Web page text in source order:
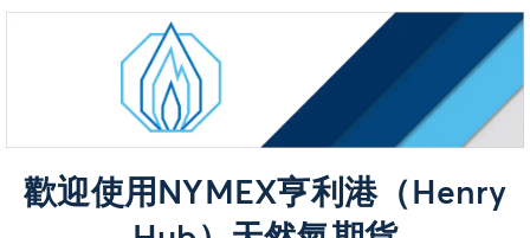
歡迎使用NYMEX亨利港（Henry